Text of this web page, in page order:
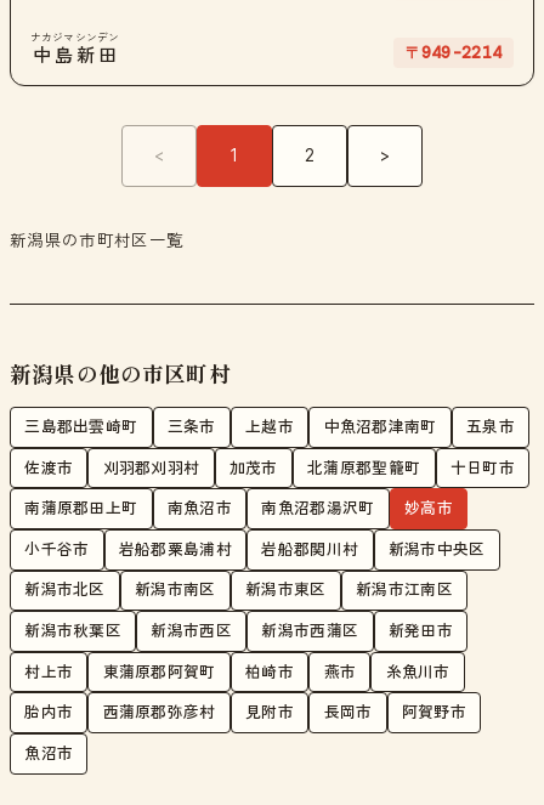
中島新田
ナカジマシンデン
〒949-2214
< 1 2 >
新潟県の市町村区一覧
新潟県の他の市区町村
三島郡出雲崎町 三条市 上越市 中魚沼郡津南町 五泉市
佐渡市 刈羽郡刈羽村 加茂市 北蒲原郡聖籠町 十日町市
南蒲原郡田上町 南魚沼市 南魚沼郡湯沢町 妙高市
小千谷市 岩船郡粟島浦村 岩船郡関川村 新潟市中央区
新潟市北区 新潟市南区 新潟市東区 新潟市江南区
新潟市秋葉区 新潟市西区 新潟市西蒲区 新発田市
村上市 東蒲原郡阿賀町 柏崎市 燕市 糸魚川市
胎内市 西蒲原郡弥彦村 見附市 長岡市 阿賀野市
魚沼市